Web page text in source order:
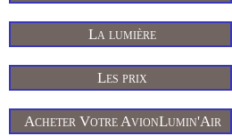
La lumière
Les prix
Acheter Votre AvionLumin'Air